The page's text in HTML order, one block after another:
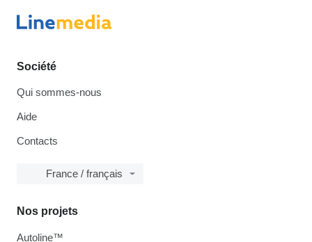
Société
Qui sommes-nous
Aide
Contacts
France / français
Nos projets
Autoline™